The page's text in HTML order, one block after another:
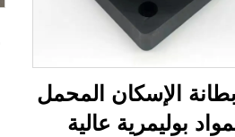
الإسكان المحمل
بوليمرية عالية